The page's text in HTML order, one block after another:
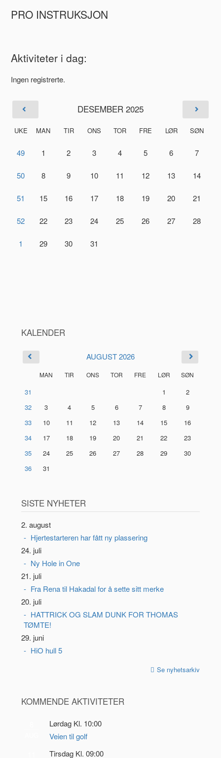
PRO INSTRUKSJON
Aktiviteter i dag:
Ingen registrerte.
DESEMBER 2025
UKE MAN TIR ONS TOR FRE LØR SØN
49 1 2 3 4 5 6 7
50 8 9 10 11 12 13 14
51 15 16 17 18 19 20 21
52 22 23 24 25 26 27 28
1 29 30 31
KALENDER
AUGUST 2026
MAN TIR ONS TOR FRE LØR SØN
31 1
2
32
3 4 5 6 7 8
9
33
10 11 12 13 14 15
16
34
17 18 19 20 21 22
23
35
24 25 26 27 28 29
30
36
31
SISTE NYHETER
2. august
Hjertestarteren har fått ny plassering
24. juli
Ny Hole in One
21. juli
Fra Rena til Hakadal for å sette sitt merke
20. juli
HATTRICK OG SLAM DUNK FOR THOMAS
TØMTE!
29. juni
HiO hull 5
Se nyhetsarkiv
KOMMENDE AKTIVITETER
Lørdag Kl. 10:00
Veien til golf
Tirsdag Kl. 09:00